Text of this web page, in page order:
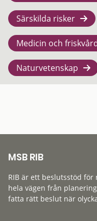
Särskilda risker
Medicin och
Naturvetenskap
MSB RIB
RIB är ett beslutsstöd
hela vägen från
fatta rätt beslut när